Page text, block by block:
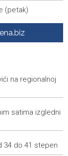
(petak)
Hamasa i
prvenstvo u
of special
nakon zastoja u
infrastrukturu i
na regionalnoj
satima izgledni
34 do 41 stepen